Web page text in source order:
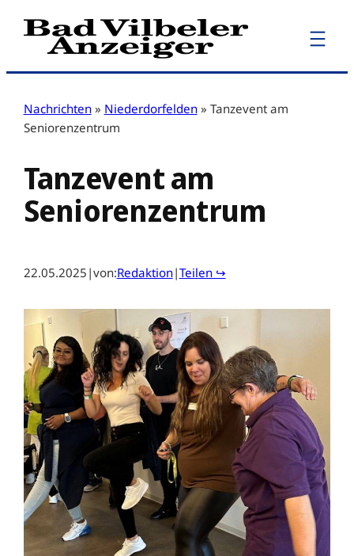
Zum
Inhalt
Nachrichten » Niederdorfelden » Tanzevent am
Seniorenzentrum
Tanzevent am
Seniorenzentrum
22.05.2025 |von:Redaktion|Teilen ↪